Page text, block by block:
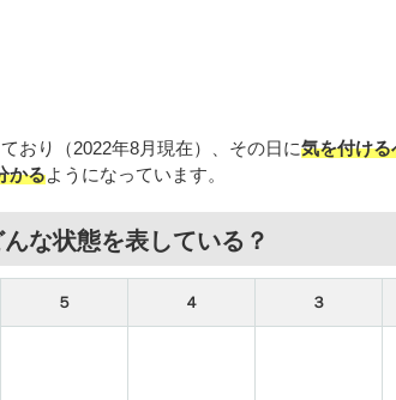
おり（2022年8月現在）、その日に気を付け
かるようになっています。
な状態を表している？
５ ４ ３